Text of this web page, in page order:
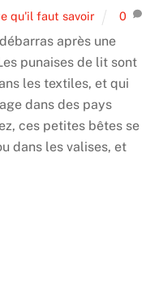
qu'il faut savoir 0
après une
punaises de lit sont
les textiles, et qui
dans des pays
ces petites bêtes se
dans les valises, et